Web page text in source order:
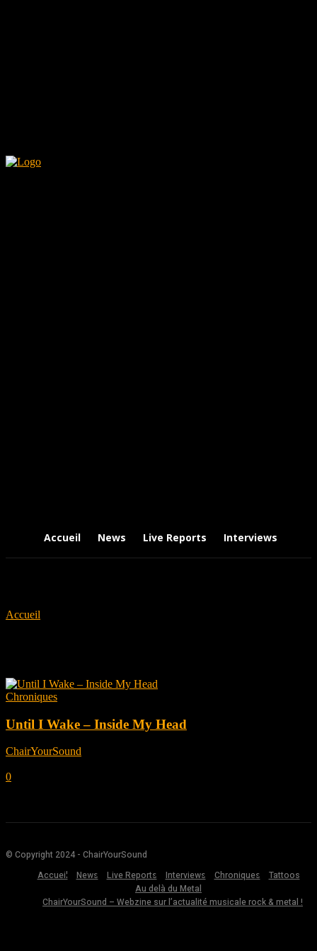
Accueil News Live Reports Interviews
Accueil
Chroniques
Until I Wake – Inside My Head
ChairYourSound
0
© Copyright 2024 - ChairYourSound
Accueil
News Live Reports Interviews Chroniques
Tattoos
Au delà du Metal
ChairYourSound – Webzine sur l’actualité musicale rock & metal !